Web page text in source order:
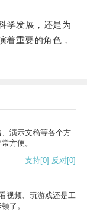
发展，还是为
着重要的角色，
演示文稿等各个方
方便。
支持[0] 反对[0]
视频、玩游戏还是工
了。